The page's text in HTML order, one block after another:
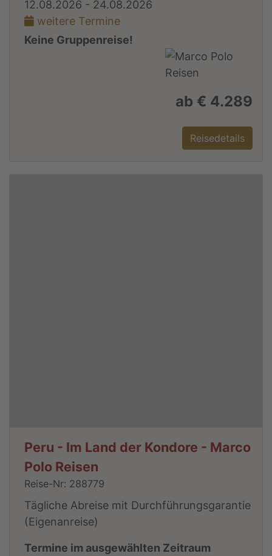
12.08.2026 - 24.08.2026
weitere Termine
Keine Gruppenreise!
ab € 4.289
Reisedetails
Peru - Im Land der Kondore - Marco
Polo Reisen
Reise-Nr: 288779
Tägliche Abreise mit Durchführungsgarantie
(Eigenanreise)
Termine im ausgewählten Zeitraum